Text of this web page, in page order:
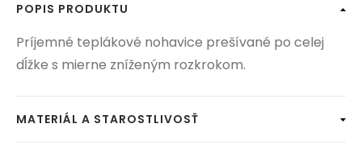
POPIS PRODUKTU
Príjemné teplákové nohavice prešívané po celej
dĺžke s mierne zníženým rozkrokom.
MATERIÁL A STAROSTLIVOSŤ